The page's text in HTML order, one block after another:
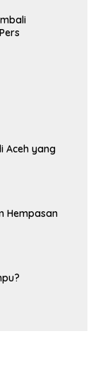
Aceh yang
Hempasan